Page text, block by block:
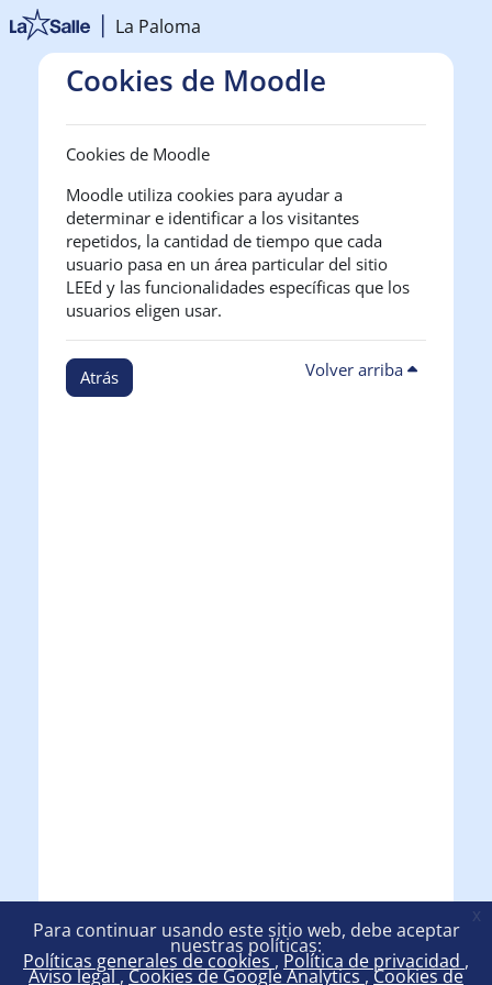
Salta al contenido principal
Para continuar usando este sitio web, debe aceptar
nuestras políticas:
Políticas generales de cookies Política de privacidad
Aviso legal Cookies de Google Analytics Cookies de
x
La Paloma
Cookies de Moodle
Cookies de Moodle
Moodle utiliza cookies para ayudar a
determinar e identificar a los visitantes
repetidos, la cantidad de tiempo que cada
usuario pasa en un área particular del sitio
LEEd y las funcionalidades específicas que los
usuarios eligen usar.
Atrás Volver arriba